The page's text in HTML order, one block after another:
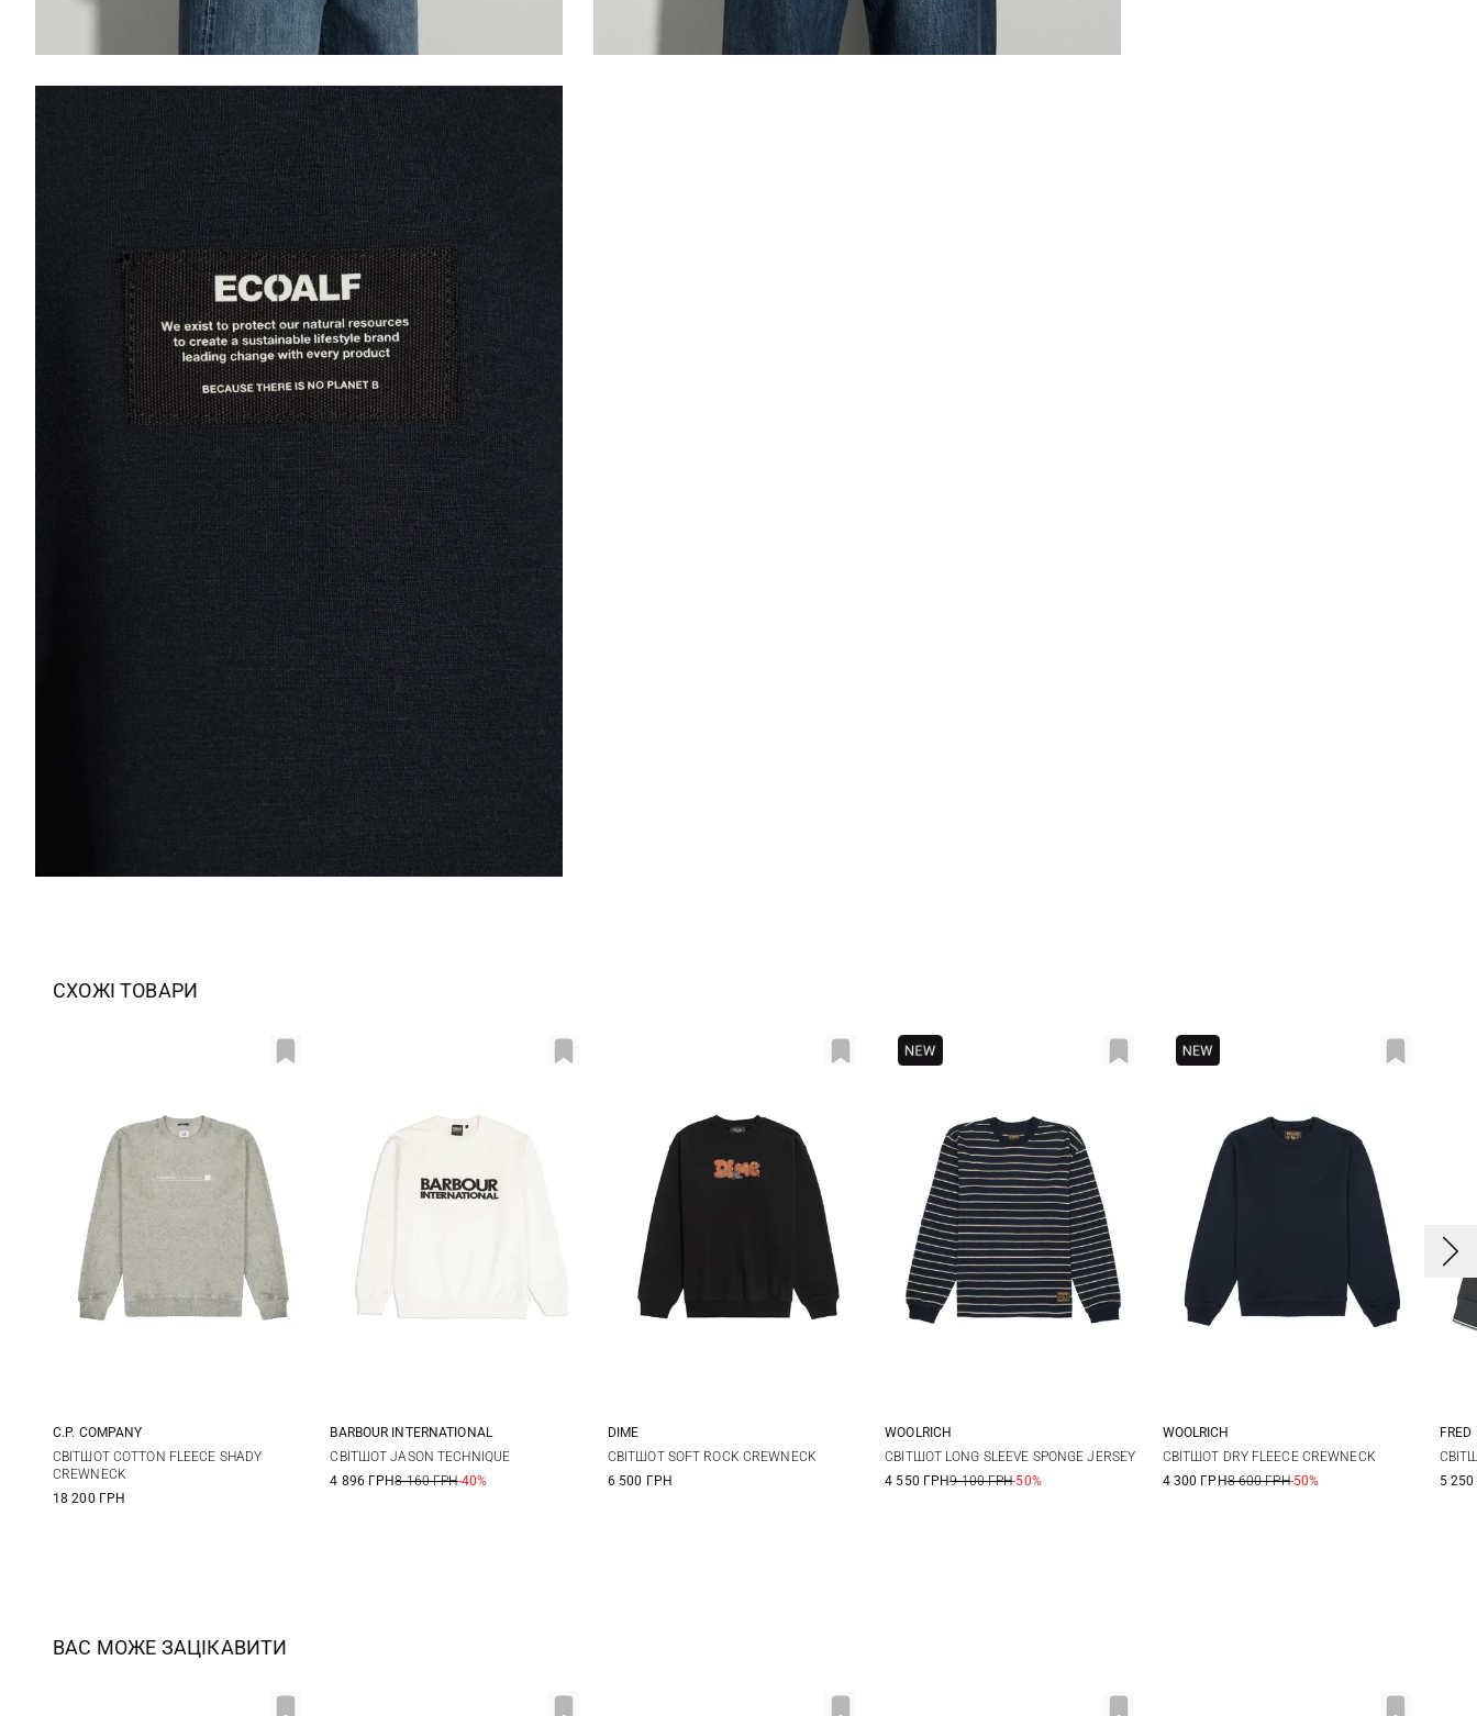
СХОЖІ ТОВАРИ
M L XL
C.P. COMPANY
СВІТШОТ COTTON FLEECE SHADY
CREWNECK
18 200 ГРН
S M L
BARBOUR INTERNATIONAL
СВІТШОТ JASON TECHNIQUE
4 896 ГРН8 160 ГРН-40%
S M L
DIME
СВІТШОТ SOFT ROCK CREWNECK
6 500 ГРН
L
WOOLRICH
СВІТШОТ LONG SLEEVE SPONGE JERSEY
4 550 ГРН9 100 ГРН-50%
L
WOOLRICH
СВІТШОТ DRY FLEECE CREWNECK
4 300 ГРН8 600 ГРН-50%
S
FRED
5
ВАС МОЖЕ ЗАЦІКАВИТИ